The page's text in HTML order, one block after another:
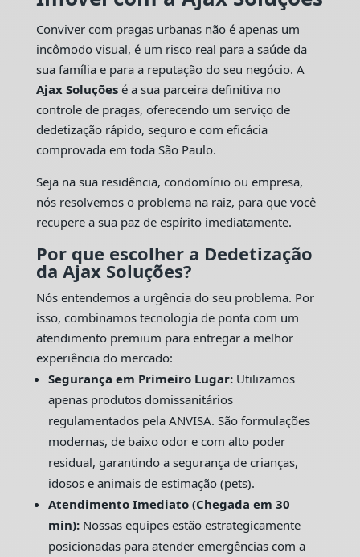
Conviver com pragas urbanas não é apenas um
incômodo visual, é um risco real para a saúde da
sua família e para a reputação do seu negócio. A
Ajax Soluçõesé a sua parceira definitiva no
controle de pragas, oferecendo um serviço de
dedetização rápido, seguro e com eficácia
comprovada em toda São Paulo.
Seja na sua residência, condomínio ou empresa,
nós resolvemos o problema na raiz, para que você
recupere a sua paz de espírito imediatamente.
Por que escolher a Dedetização
da Ajax Soluções?
Nós entendemos a urgência do seu problema. Por
isso, combinamos tecnologia de ponta com um
atendimento premium para entregar a melhor
experiência do mercado:
Segurança em Primeiro Lugar:Utilizamos
apenas produtos domissanitários
regulamentados pela ANVISA. São formulações
modernas, de baixo odor e com alto poder
residual, garantindo a segurança de crianças,
idosos e animais de estimação (pets).
Atendimento Imediato (Chegada em 30
min):Nossas equipes estão estrategicamente
posicionadas para atender emergências com a